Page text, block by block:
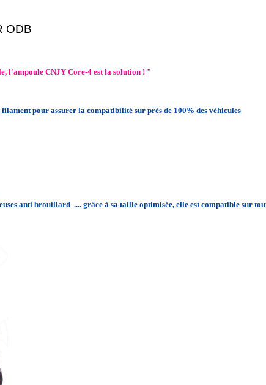
ODB
l'ampoule CNJY Core-4 est la solution ! "
filament pour assurer la compatibilité sur prés de 100% des véhicules
anti brouillard .... grâce à sa taille optimisée, elle est compatible sur